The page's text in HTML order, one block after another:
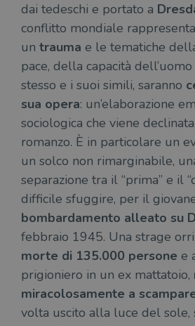
dai tedeschi e portato a
conflitto mondiale
un trauma e le tematiche
pace, della capacità
stesso e i suoi simili, saranno
sua opera: un’elaborazione
sociologica che viene
romanzo. È in particolare un
un solco non rimarginabile,
separazione tra il “prima” e il
difficile sfuggire, per il
bombardamento alleato su
febbraio 1945. Una strage
morte di 135.000 persone e
prigioniero in un ex mattatoio,
miracolosamente a
volta uscito alla luce del sole,